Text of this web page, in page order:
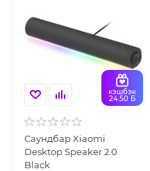
кэшбэк
24.50 Б
Саундбар Xiaomi
Desktop Speaker 2.0
Black